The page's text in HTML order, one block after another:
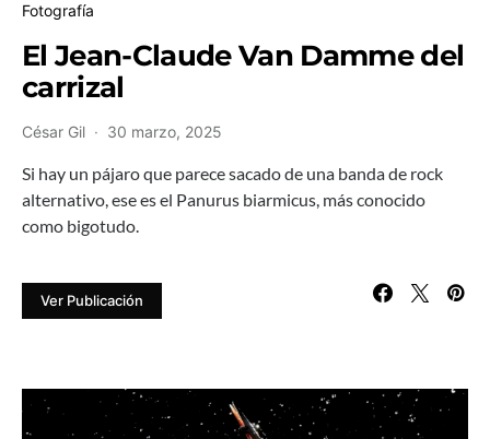
Fotografía
El Jean-Claude Van Damme del
carrizal
César Gil 30 marzo, 2025
Si hay un pájaro que parece sacado de una banda de rock
alternativo, ese es el Panurus biarmicus, más conocido
como bigotudo.
Ver Publicación